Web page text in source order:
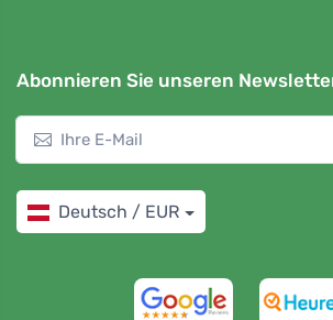
Abonnieren Sie unseren
Deutsch / EUR